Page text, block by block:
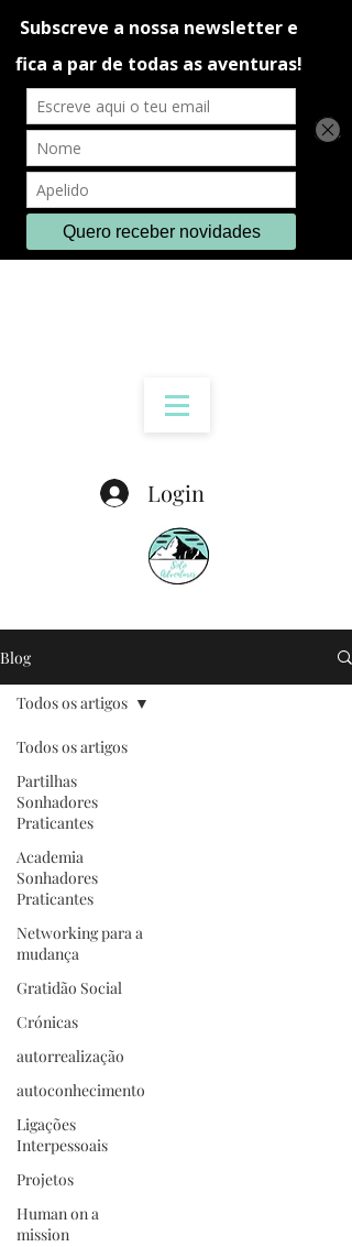
Login
Blog
Todos os artigos
Partilhas
Sonhadores
Praticantes
Academia
Sonhadores
Praticantes
Networking para a
mudança
Gratidão Social
Crónicas
autorrealização
autoconhecimento
Ligações
Interpessoais
Projetos
Human on a
mission
Todos os artigos